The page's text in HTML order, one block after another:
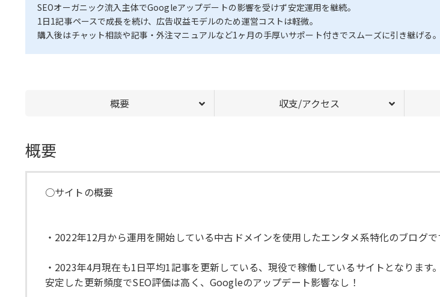
SEOオーガニック流入主体でGoogleアップデートの影響を受けず安定運用を継続。
1日1記事ペースで成長を続け、広告収益モデルのため運営コストは軽微。
購入後はチャット相談や記事・外注マニュアルなど1ヶ月の手厚いサポート付きでスムーズに引き継げる。
概要 収支/アクセス
概要
○サイトの概要
・2022年12月から運用を開始している中古ドメインを使用したエンタメ系特化のブログで
・2023年4月現在も1日平均1記事を更新している、現役で稼働しているサイトとなります。
安定した更新頻度でSEO評価は高く、Googleのアップデート影響なし！